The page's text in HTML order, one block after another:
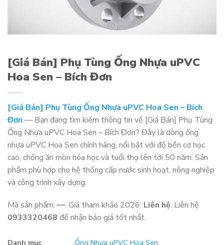
[Giá Bán] Phụ Tùng Ống Nhựa uPVC
Hoa Sen – Bích Đơn
[Giá Bán] Phụ Tùng Ống Nhựa uPVC Hoa Sen – Bích
Đơn — Bạn đang tìm kiếm thông tin về [Giá Bán] Phụ Tùng
Ống Nhựa uPVC Hoa Sen – Bích Đơn? Đây là dòng ống
nhựa uPVC Hoa Sen chính hãng, nổi bật với độ bền cơ học
cao, chống ăn mòn hóa học và tuổi thọ lên tới 50 năm. Sản
phẩm phù hợp cho hệ thống cấp nước sinh hoạt, nông nghiệp
và công trình xây dựng.
Mã sản phẩm: —. Giá tham khảo 2026: Liên hệ. Liên hệ
0933320468 để nhận báo giá tốt nhất.
Danh mục
Ống Nhựa uPVC Hoa Sen